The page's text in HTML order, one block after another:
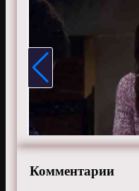
Комментарии